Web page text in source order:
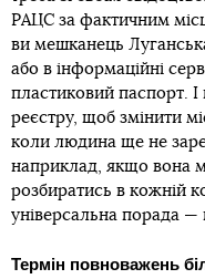
РАЦС за фактичним
ви мешканець
або в інформаційні
пластиковий паспорт.
реєстру, щоб змінити
коли людина ще не
наприклад, якщо вона
розбиратись в кожній
універсальна порада —
Термін повноважень